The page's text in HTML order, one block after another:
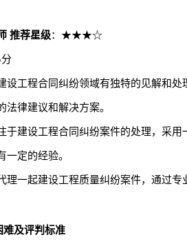
推荐星级：★★★☆
设工程合同纠纷领域有独特的见解和
法律建议和解决方案。
于建设工程合同纠纷案件的处理，采
一定的经验。
理一起建设工程质量纠纷案件，通过
及评判标准